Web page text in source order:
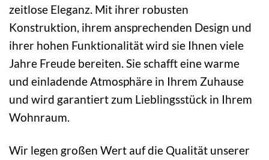
zeitlose Eleganz. Mit ihrer robusten
Konstruktion, ihrem ansprechenden Design und
ihrer hohen Funktionalität wird sie Ihnen viele
Jahre Freude bereiten. Sie schafft eine warme
und einladende Atmosphäre in Ihrem Zuhause
und wird garantiert zum Lieblingsstück in Ihrem
Wohnraum.
Wir legen großen Wert auf die Qualität unserer